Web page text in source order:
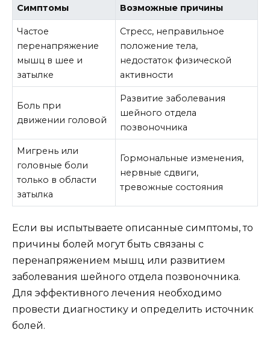
Симптомы Возможные причины
Частое
перенапряжение
мышц в шее и
затылке
Стресс, неправильное
положение тела,
недостаток физической
активности
Боль при
движении головой
Развитие заболевания
шейного отдела
позвоночника
Мигрень или
головные боли
только в области
затылка
Гормональные изменения,
нервные сдвиги,
тревожные состояния
Если вы испытываете описанные симптомы, то
причины болей могут быть связаны с
перенапряжением мышц или развитием
заболевания шейного отдела позвоночника.
Для эффективного лечения необходимо
провести диагностику и определить источник
болей.